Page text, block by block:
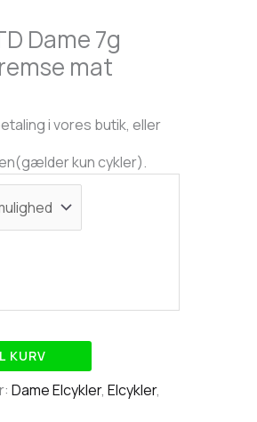
Dame 7g
mat
i vores butik, eller
kun cykler).
KURV
Dame Elcykler, Elcykler,